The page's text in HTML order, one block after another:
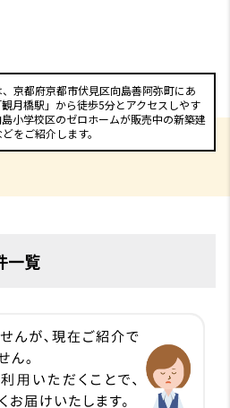
京都府京都市伏見区向島善阿弥町にあ
月橋駅」から徒歩5分とアクセスしやす
小学校区のゼロホームが販売中の新築建
をご紹介します。
一覧